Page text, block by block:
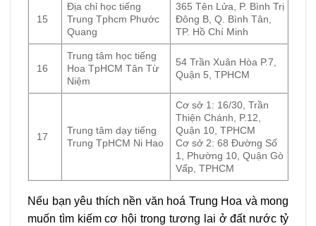
15
Địa chỉ học tiếng
Trung Tphcm Phước
Quang
365 Tên Lửa, P. Bình Trị
Đông B, Q. Bình Tân,
TP. Hồ Chí Minh
16
Trung tâm học tiếng
Hoa TpHCM Tân Từ
Niệm
54 Trần Xuân Hòa P.7,
Quận 5, TPHCM
17
Trung tâm dạy tiếng
Trung TpHCM Ni Hao
Cơ sở 1: 16/30, Trần
Thiện Chánh, P.12,
Quận 10, TPHCM
Cơ sở 2: 68 Đường Số
1, Phường 10, Quận Gò
Vấp, TPHCM
Nếu bạn yêu thích nền văn hoá Trung Hoa và mong
muốn tìm kiếm cơ hội trong tương lai ở đất nước tỷ